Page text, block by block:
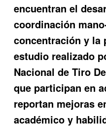
encuentran el
coordinación
concentración y la
estudio realizado
Nacional de Tiro
que participan en
reportan mejoras
académico y